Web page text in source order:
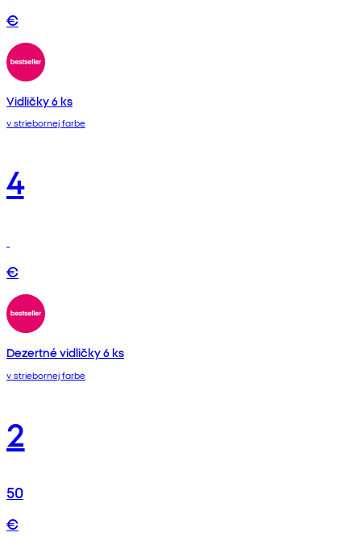
€
Vidličky 6 ks
v striebornej farbe
4
€
Dezertné vidličky 6 ks
v striebornej farbe
2
50
€